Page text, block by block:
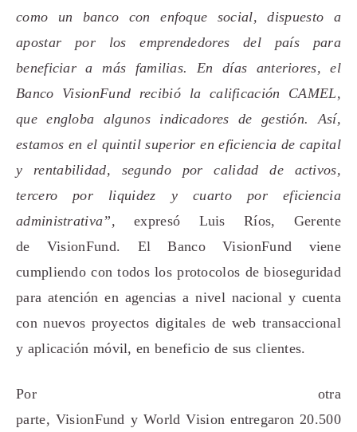
como un banco con enfoque social, dispuesto a
apostar por los emprendedores del país para
beneficiar a más familias. En días anteriores, el
Banco VisionFund recibió la calificación CAMEL,
que engloba algunos indicadores de gestión. Así,
estamos en el quintil superior en eficiencia de capital
y rentabilidad, segundo por calidad de activos,
tercero por liquidez y cuarto por eficiencia
administrativa”, expresó Luis Ríos, Gerente
de VisionFund.
El Banco VisionFund
viene
cumpliendo con todos los protocolos de bioseguridad
para atención en agencias a nivel nacional y cuenta
con nuevos proyectos digitales de web transaccional
y aplicación móvil, en beneficio de sus clientes.
Por otra
parte, VisionFund y World Vision entregaron 20.500